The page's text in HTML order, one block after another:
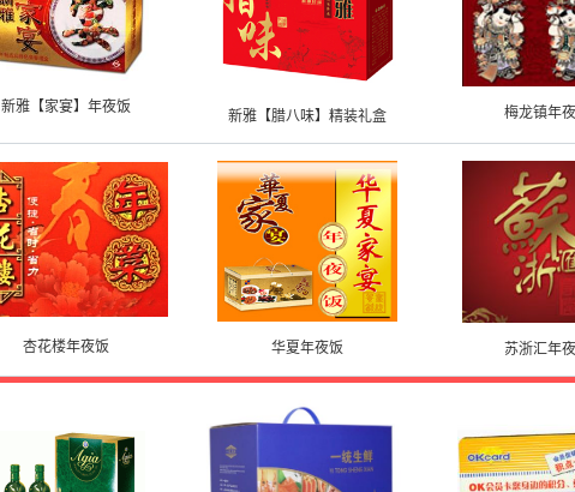
新雅【家宴】年夜饭
新雅【腊八味】精装礼盒 梅龙镇年
杏花楼年夜饭 华夏年夜饭 苏浙汇年